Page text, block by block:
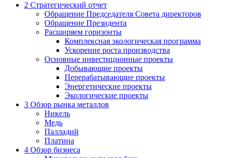
2 Стратегический отчет
Обращение Председателя Совета директоров
Обращение Президента
Расширяем горизонты
Комплексная экологическая программа
Ускорение роста производства
Основные инвестиционные проекты
Добывающие проекты
Перерабатывающие проекты
Энергетические проекты
Экологические проекты
3 Обзор рынка металлов
Никель
Медь
Палладий
Платина
4 Обзор бизнеса